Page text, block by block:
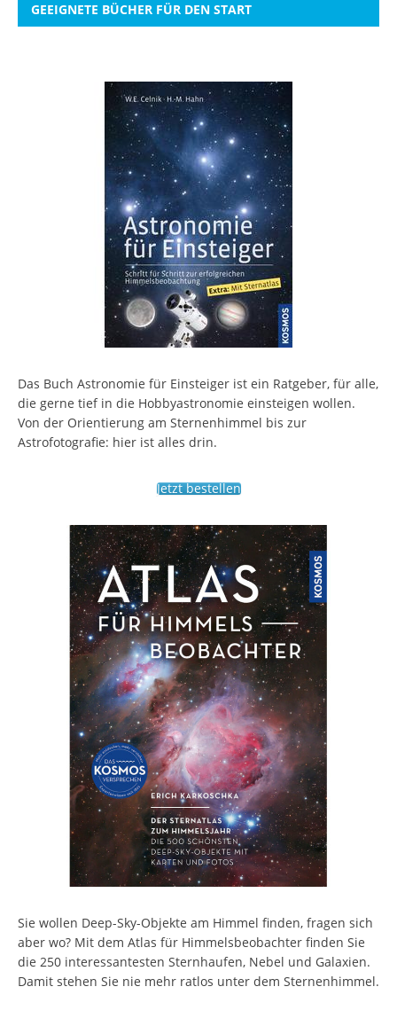
GEEIGNETE BÜCHER FÜR DEN START
Das Buch Astronomie für Einsteiger ist ein Ratgeber, für alle,
die gerne tief in die Hobbyastronomie einsteigen wollen.
Von der Orientierung am Sternenhimmel bis zur
Astrofotografie: hier ist alles drin.
Jetzt bestellen
Sie wollen Deep-Sky-Objekte am Himmel finden, fragen sich
aber wo? Mit dem Atlas für Himmelsbeobachter finden Sie
die 250 interessantesten Sternhaufen, Nebel und Galaxien.
Damit stehen Sie nie mehr ratlos unter dem Sternenhimmel.